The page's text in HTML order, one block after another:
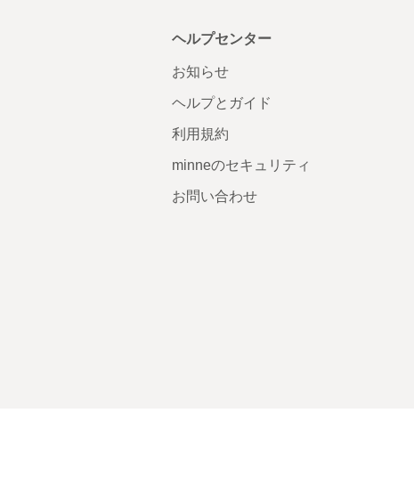
ヘルプセンター
お知らせ
ヘルプとガイド
利用規約
minneのセキュリティ
お問い合わせ